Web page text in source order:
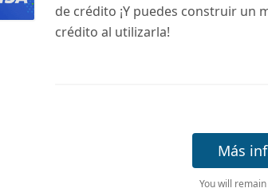
de crédito ¡Y puedes construir un
crédito al utilizarla!
Más
You will